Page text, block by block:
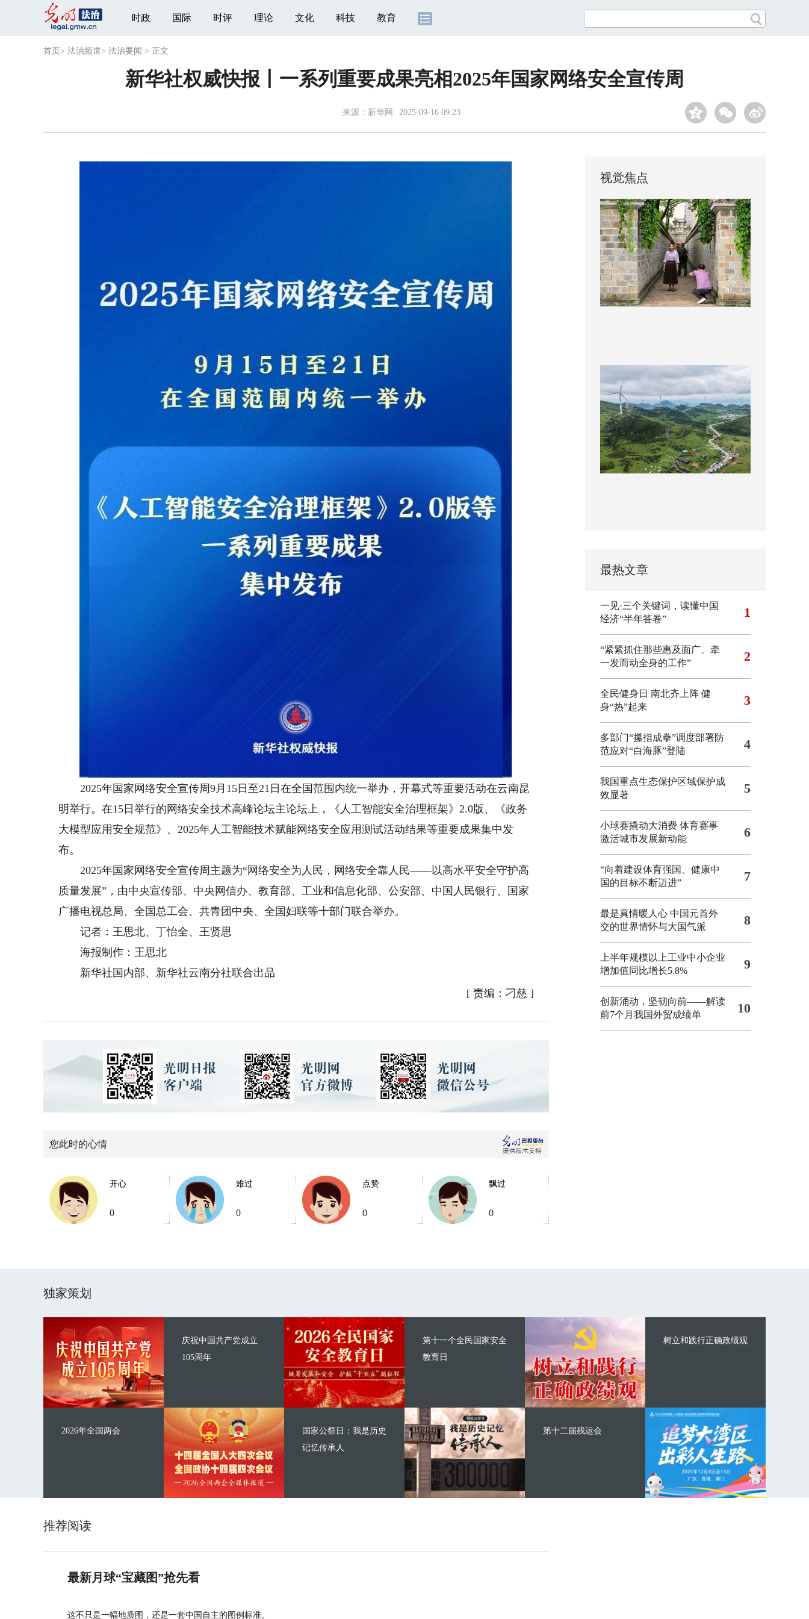
时政 国际 时评 理论 文化 科技 教育
首页 > 法治频道> 法治要闻 > 正文
新华社权威快报丨一系列重要成果亮相2025年国家网络安全宣传周
来源： 新华网 2025-09-16 09:23
2025年国家网络安全宣传周9月15日至21日在全国范围内统一举办，开幕式等重要活动在云南昆
明举行。在15日举行的网络安全技术高峰论坛主论坛上，《人工智能安全治理框架》2.0版、《政务
大模型应用安全规范》、2025年人工智能技术赋能网络安全应用测试活动结果等重要成果集中发
布。
2025年国家网络安全宣传周主题为“网络安全为人民，网络安全靠人民——以高水平安全守护高
质量发展”，由中央宣传部、中央网信办、教育部、工业和信息化部、公安部、中国人民银行、国家
广播电视总局、全国总工会、共青团中央、全国妇联等十部门联合举办。
记者：王思北、丁怡全、王贤思
海报制作：王思北
新华社国内部、新华社云南分社联合出品
[ 责编：刁慈 ]
您此时的心情
开心
0
难过
0
点赞
0
飘过
0
视觉焦点
最热文章
一见·三个关键词，读懂中国
经济“半年答卷”
1
“紧紧抓住那些惠及面广、牵
一发而动全身的工作”
2
全民健身日 南北齐上阵 健
身“热”起来
3
多部门“攥指成拳”调度部署防
范应对“白海豚”登陆
4
我国重点生态保护区域保护成
效显著
5
小球赛撬动大消费 体育赛事
激活城市发展新动能
6
“向着建设体育强国、健康中
国的目标不断迈进”
7
最是真情暖人心 中国元首外
交的世界情怀与大国气派
8
上半年规模以上工业中小企业
增加值同比增长5.8%
9
创新涌动，坚韧向前——解读
前7个月我国外贸成绩单
10
独家策划
庆祝中国共产党成立
105周年
2026年全国两会
第十一个全民国家安全
教育日
国家公祭日：我是历史
记忆传承人
树立和践行正确政绩观
第十二届残运会
推荐阅读
最新月球“宝藏图”抢先看
这不只是一幅地质图，还是一套中国自主的图例标准。